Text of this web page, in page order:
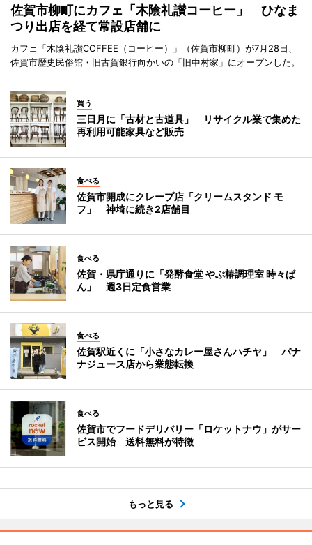
佐賀市柳町にカフェ「木陰礼讃コーヒー」 ひなま
つり出店を経て常設店舗に
カフェ「木陰礼讃COFFEE（コーヒー）」（佐賀市柳町）が7月28日、
佐賀市歴史民俗館・旧古賀銀行向かいの「旧中村家」にオープンした。
買う
三日月に「古材と古道具」 リサイクル業で集めた
再利用可能家具など販売
食べる
佐賀市開成にクレープ店「クリームスタンド モ
フ」 神埼に続き2店舗目
食べる
佐賀・県庁通りに「発酵食堂 やぶ椿調理室 時々ぱ
ん」 週3日定食営業
食べる
佐賀駅近くに「小さなカレー屋さんハチヤ」 バナ
ナジュース店から業態転換
食べる
佐賀市でフードデリバリー「ロケットナウ」がサー
ビス開始 送料無料が特徴
もっと見る